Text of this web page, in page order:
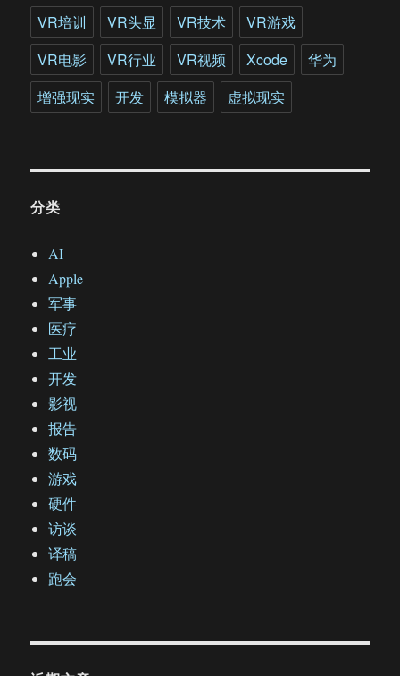
VR培训
VR头显 VR技术
VR游戏
VR电影
VR行业 VR视频 Xcode
华为
增强现实
开发 模拟器 虚拟现实
分类
AI
Apple
军事
医疗
工业
开发
影视
报告
数码
游戏
硬件
访谈
译稿
跑会